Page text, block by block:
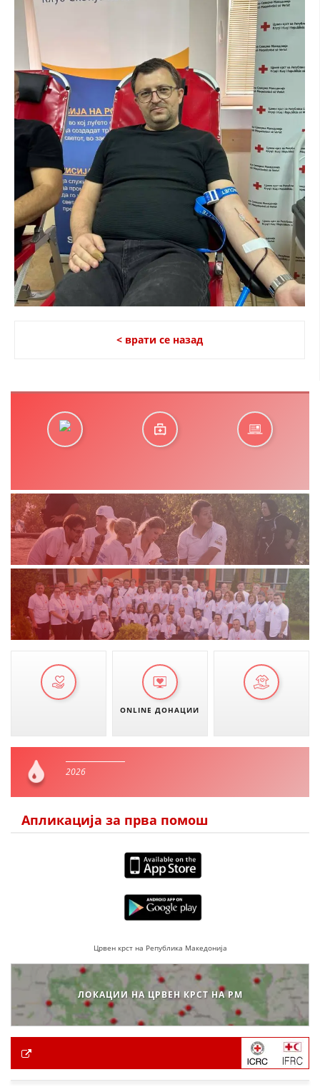
< врати се назад
ONLINE ДОНАЦИИ
2026
Апликација за прва помош
Црвен крст на Република Македонија
ЛОКАЦИИ НА ЦРВЕН КРСТ НА РМ